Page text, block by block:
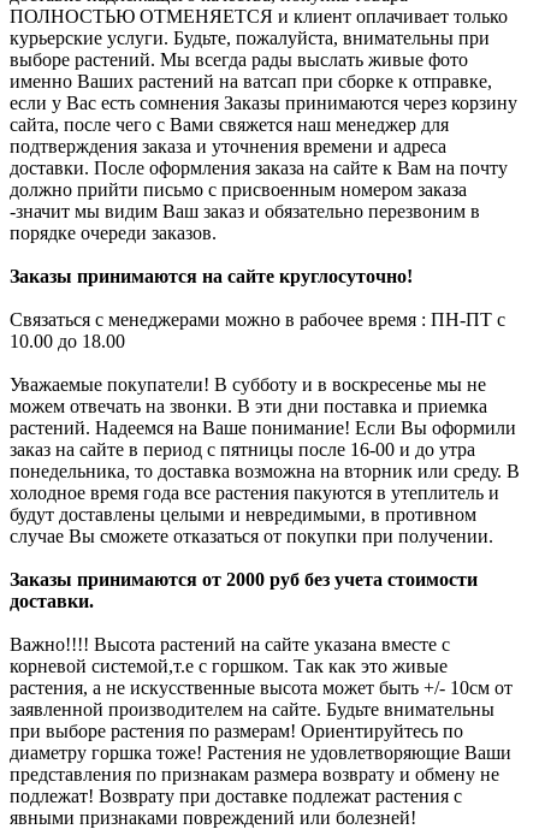
ПОЛНОСТЬЮ ОТМЕНЯЕТСЯ и клиент оплачивает только
курьерские услуги. Будьте, пожалуйста, внимательны при
выборе растений. Мы всегда рады выслать живые фото
именно Ваших растений на ватсап при сборке к отправке,
если у Вас есть сомнения Заказы принимаются через корзину
сайта, после чего с Вами свяжется наш менеджер для
подтверждения заказа и уточнения времени и адреса
доставки. После оформления заказа на сайте к Вам на почту
должно прийти письмо с присвоенным номером заказа
-значит мы видим Ваш заказ и обязательно перезвоним в
порядке очереди заказов.
Заказы принимаются на сайте круглосуточно!
Связаться с менеджерами можно в рабочее время : ПН-ПТ с
10.00 до 18.00
Уважаемые покупатели! В субботу и в воскресенье мы не
можем отвечать на звонки. В эти дни поставка и приемка
растений. Надеемся на Ваше понимание! Если Вы оформили
заказ на сайте в период с пятницы после 16-00 и до утра
понедельника, то доставка возможна на вторник или среду. В
холодное время года все растения пакуются в утеплитель и
будут доставлены целыми и невредимыми, в противном
случае Вы сможете отказаться от покупки при получении.
Заказы принимаются от 2000 руб без учета стоимости
доставки.
Важно!!!! Высота растений на сайте указана вместе с
корневой системой,т.е с горшком. Так как это живые
растения, а не искусственные высота может быть +/- 10см от
заявленной производителем на сайте. Будьте внимательны
при выборе растения по размерам! Ориентируйтесь по
диаметру горшка тоже! Растения не удовлетворяющие Ваши
представления по признакам размера возврату и обмену не
подлежат! Возврату при доставке подлежат растения с
явными признаками повреждений или болезней!